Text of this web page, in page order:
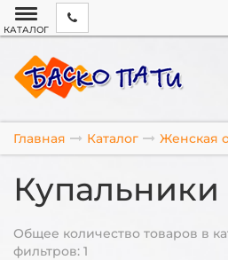
КАТАЛОГ
Главная Каталог Женская
Купальники
Общее количество товаров в
фильтров: 1